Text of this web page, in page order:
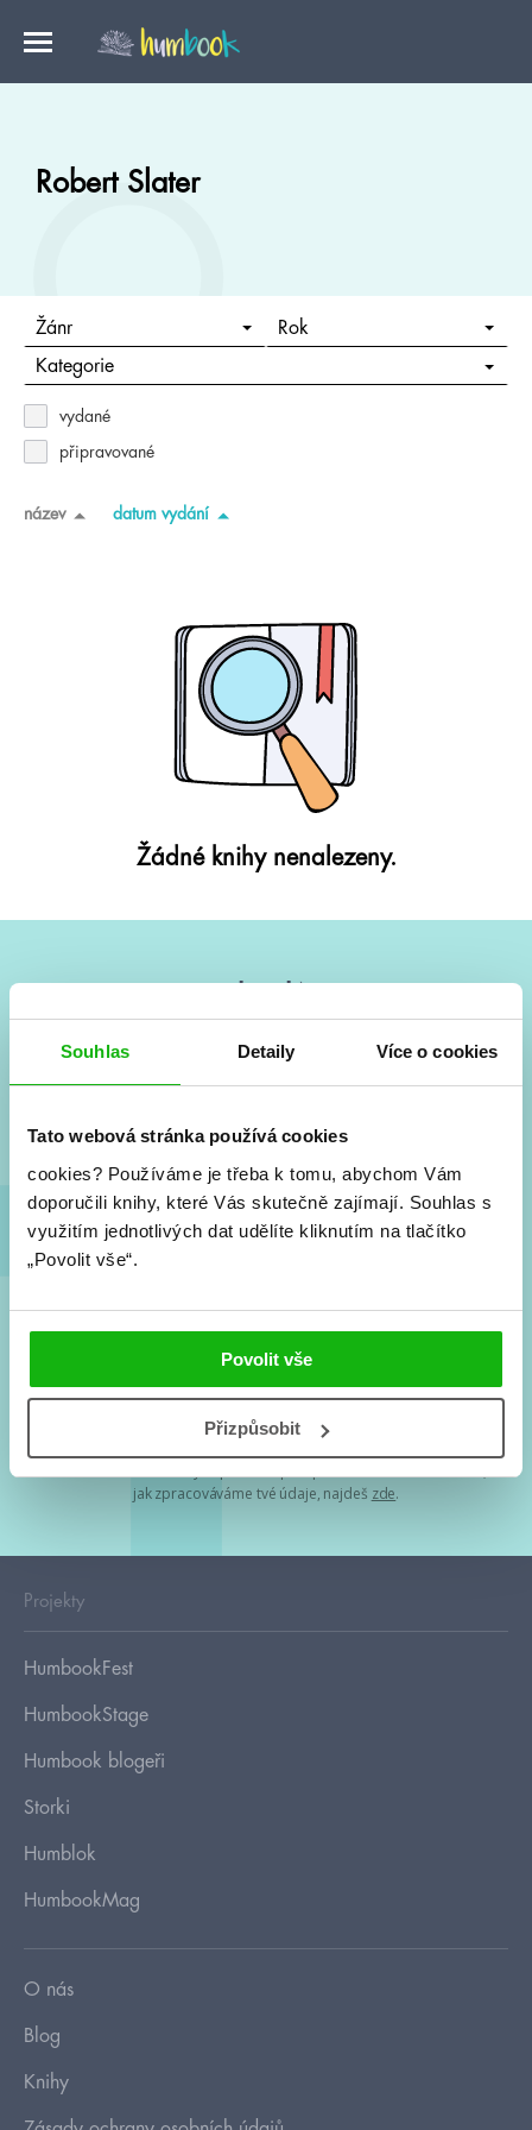
Souhlas Detaily Více o cookies
Tato webová stránka používá cookies
cookies? Používáme je třeba k tomu, abychom Vám
doporučili knihy, které Vás skutečně zajímají. Souhlas s
využitím jednotlivých dat udělíte kliknutím na tlačítko
„Povolit vše“.
Povolit vše
Přizpůsobit
Robert Slater
Žánr Rok
Kategorie
vydané
připravované
název datum vydání
Žádné knihy nenalezeny.
Vše kolem #youngadult každý měsíc rovnou do mailu!
a seriálové adaptace a další.
Souhlasím spodmínkami zpracování osobních údajů
Tvá e-mailová adresa je u nás v bezpečí. Přečti si
jak zpracováváme tvé údaje, najdeš zde.
Projekty
HumbookFest
HumbookStage
Humbook blogeři
Storki
Humblok
HumbookMag
O nás
Blog
Knihy